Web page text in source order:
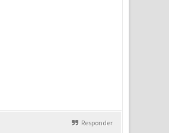
Responder